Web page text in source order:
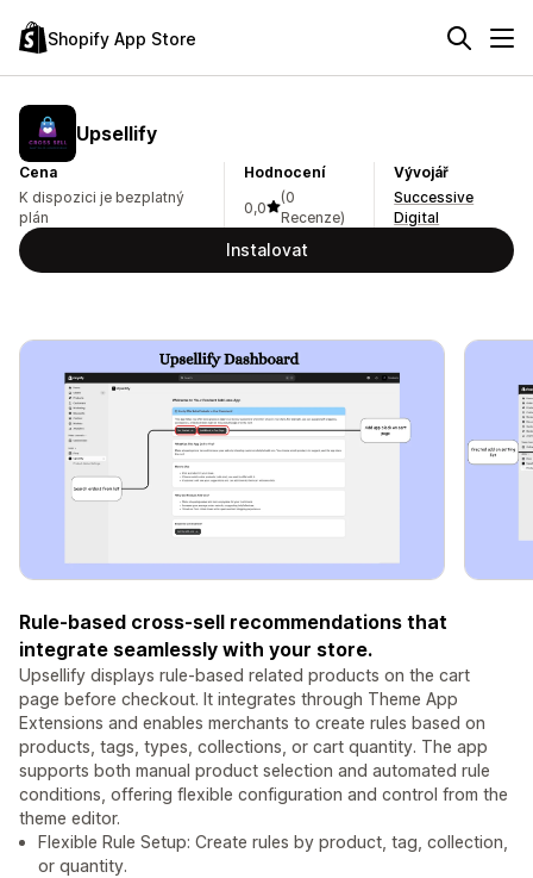
Shopify App Store
Upsellify
Cena
K dispozici je bezplatný
plán
Hodnocení
0,0
(0
Recenze)
Vývojář
Successive
Digital
Instalovat
Rule-based cross-sell recommendations that
integrate seamlessly with your store.
Upsellify displays rule-based related products on the cart
page before checkout. It integrates through Theme App
Extensions and enables merchants to create rules based on
products, tags, types, collections, or cart quantity. The app
supports both manual product selection and automated rule
conditions, offering flexible configuration and control from the
theme editor.
Flexible Rule Setup: Create rules by product, tag, collection,
or quantity.